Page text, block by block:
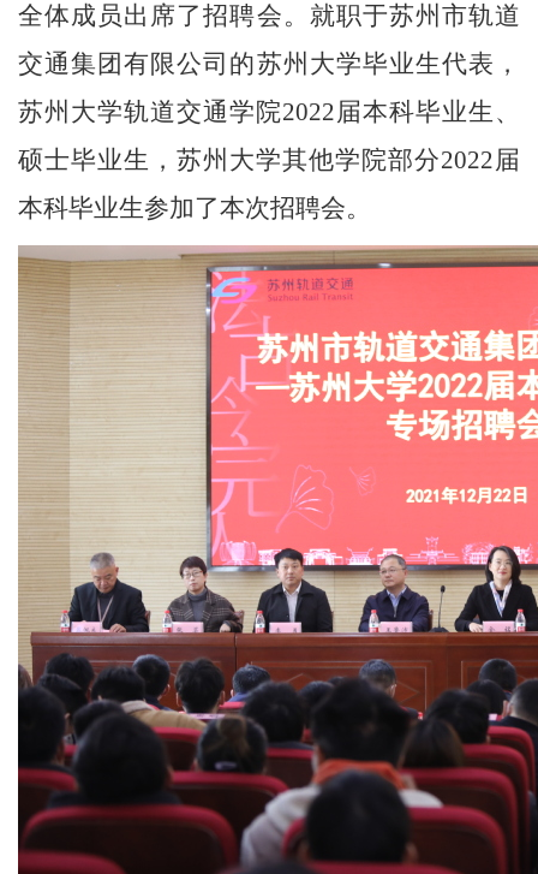
全体成员出席了招聘会。就职于苏州市轨道
交通集团有限公司的苏州大学毕业生代表，
苏州大学轨道交通学院2022届本科毕业生、
硕士毕业生，苏州大学其他学院部分2022届
本科毕业生参加了本次招聘会。